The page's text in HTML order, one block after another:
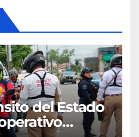
del Estado